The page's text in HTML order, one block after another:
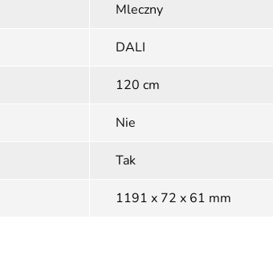
Mleczny
DALI
120 cm
Nie
Tak
1191 x 72 x 61 mm